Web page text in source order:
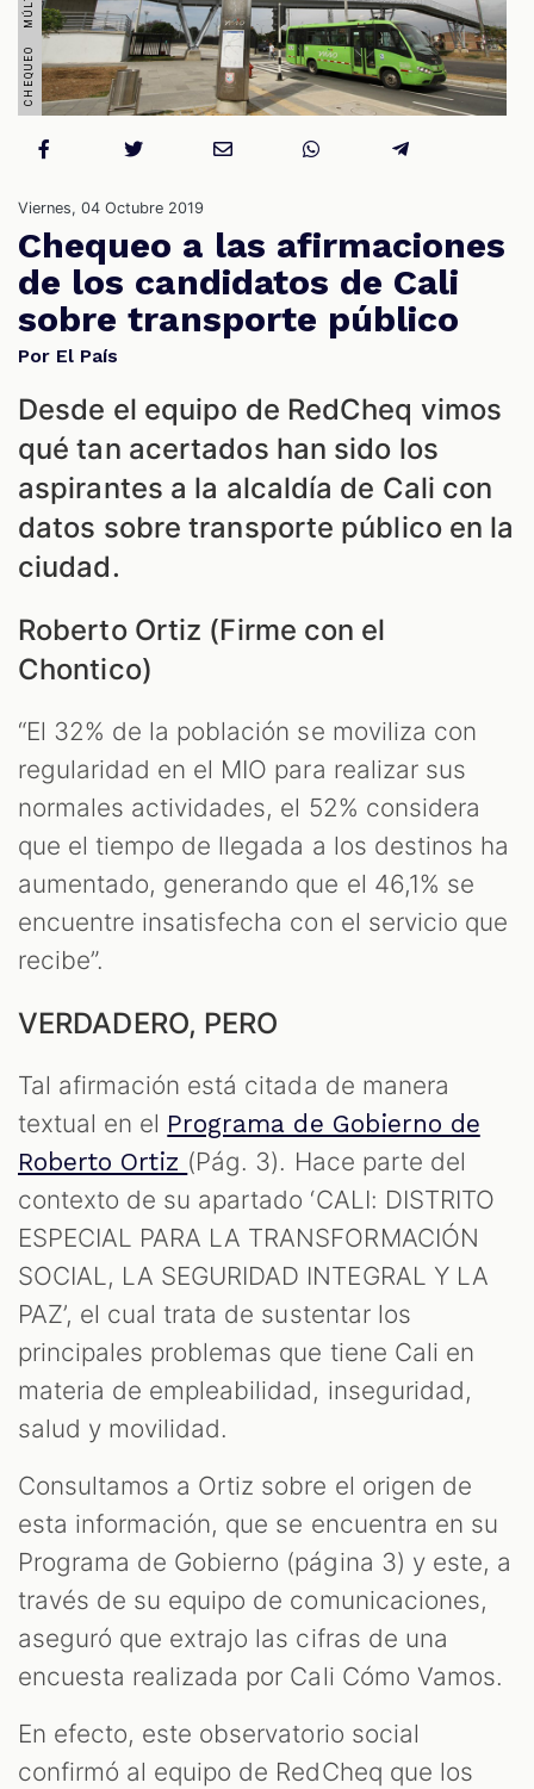
Viernes, 04 Octubre 2019
Chequeo a las afirmaciones
de los candidatos de Cali
sobre transporte público
Por El País
Desde el equipo de RedCheq vimos
qué tan acertados han sido los
aspirantes a la alcaldía de Cali con
datos sobre transporte público en la
ciudad.
Roberto Ortiz (Firme con el
Chontico)
“El 32% de la población se moviliza con
regularidad en el MIO para realizar sus
normales actividades, el 52% considera
que el tiempo de llegada a los destinos ha
aumentado, generando que el 46,1% se
encuentre insatisfecha con el servicio que
recibe”.
VERDADERO, PERO
Tal afirmación está citada de manera
textual en el Programa de Gobierno de
Roberto Ortiz (Pág. 3). Hace parte del
contexto de su apartado ‘CALI: DISTRITO
ESPECIAL PARA LA TRANSFORMACIÓN
SOCIAL, LA SEGURIDAD INTEGRAL Y LA
PAZ’, el cual trata de sustentar los
principales problemas que tiene Cali en
materia de empleabilidad, inseguridad,
salud y movilidad.
Consultamos a Ortiz sobre el origen de
esta información, que se encuentra en su
Programa de Gobierno (página 3) y este, a
través de su equipo de comunicaciones,
aseguró que extrajo las cifras de una
encuesta realizada por Cali Cómo Vamos.
En efecto, este observatorio social
confirmó al equipo de RedCheq que los